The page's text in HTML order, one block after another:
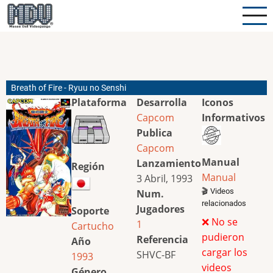
Pasar
al
Breath of Fire - Ryuu no Senshi
Plataforma
Región
Soporte
Cartucho
Año
1993
Desarrolla
Capcom
Publica
Capcom
Lanzamiento
3 Abril, 1993
Num.
Jugadores
1
Referencia
SHVC-BF
Iconos
Informativos
Manual
Manual
🎬 Videos
relacionados
❌ No se
pudieron
cargar los
videos